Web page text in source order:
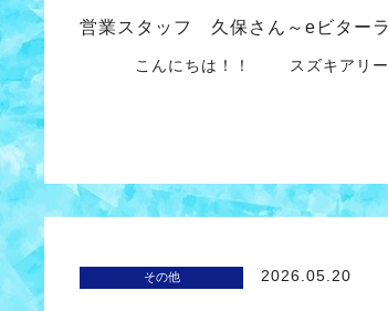
営業スタッフ 久保さん～eビター
こんにちは！！ スズキアリー
その他 2026.05.20